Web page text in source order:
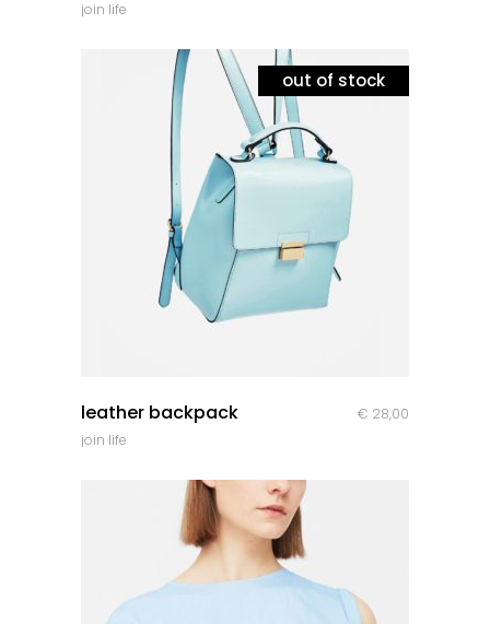
était :
€ 85,00.
est :
join life
out of stock
leather backpack € 28,00
join life